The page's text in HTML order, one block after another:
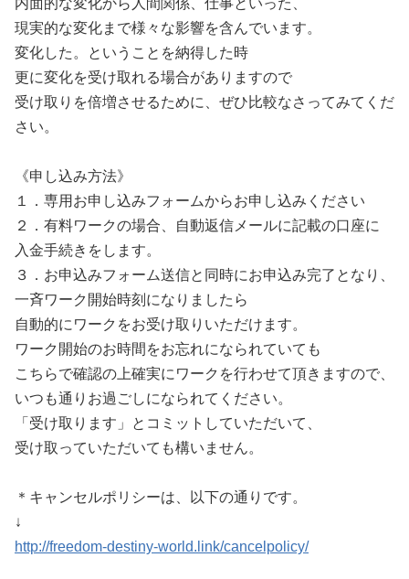
現実的な変化まで様々な影響を含んでいます。
変化した。ということを納得した時
更に変化を受け取れる場合がありますので
受け取りを倍増させるために、ぜひ比較なさってみてくだ
さい。
《申し込み方法》
１．専用お申し込みフォームからお申し込みください
２．有料ワークの場合、自動返信メールに記載の口座に
入金手続きをします。
３．お申込みフォーム送信と同時にお申込み完了となり、
一斉ワーク開始時刻になりましたら
自動的にワークをお受け取りいただけます。
ワーク開始のお時間をお忘れになられていても
こちらで確認の上確実にワークを行わせて頂きますので、
いつも通りお過ごしになられてください。
「受け取ります」とコミットしていただいて、
受け取っていただいても構いません。
＊キャンセルポリシーは、以下の通りです。
↓
http://freedom-destiny-world.link/cancelpolicy/